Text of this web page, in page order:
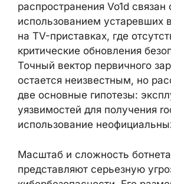
распространения Vo1d связан
использованием устаревших
на TV-приставках, где
критические обновления
Точный вектор первичного
остается неизвестным, но
две основные гипотезы:
уязвимостей для получения
использование
Масштаб и сложность ботнета
представляют серьезную